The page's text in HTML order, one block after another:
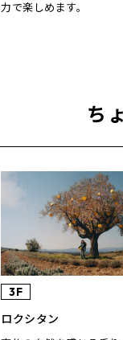
力で楽しめます。
ち
3F
ロクシタン